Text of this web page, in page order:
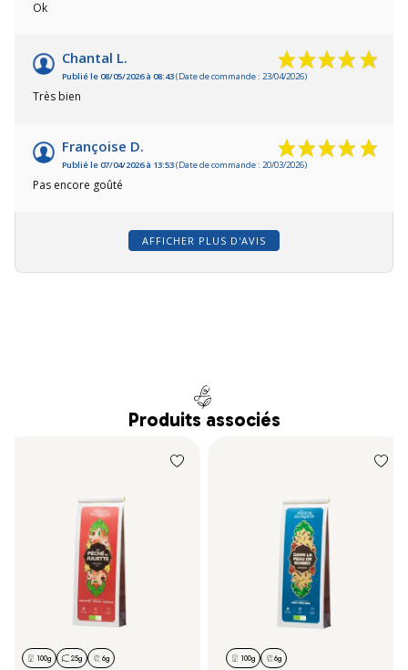
Ok
Chantal L.
Publié le 08/05/2026 à 08:43(Date de commande : 23/04/2026)
Très bien
Françoise D.
Publié le 07/04/2026 à 13:53(Date de commande : 20/03/2026)
Pas encore goûté
AFFICHER PLUS D'AVIS
Produits associés
100g 25g 6g 100g 6g